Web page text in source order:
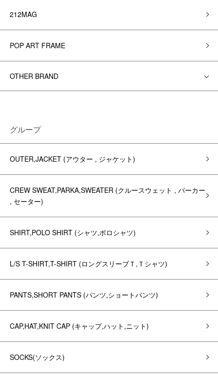
212MAG
POP ART FRAME
OTHER BRAND
グループ
OUTER,JACKET (アウター , ジャケット)
CREW SWEAT,PARKA,SWEATER (クルースウェット , パーカー
, セーター)
SHIRT,POLO SHIRT (シャツ,ポロシャツ)
L/S T-SHIRT,T-SHIRT (ロングスリーブＴ,Ｔシャツ)
PANTS,SHORT PANTS (パンツ,ショートパンツ)
CAP,HAT,KNIT CAP (キャップ,ハット,ニット)
SOCKS(ソックス)